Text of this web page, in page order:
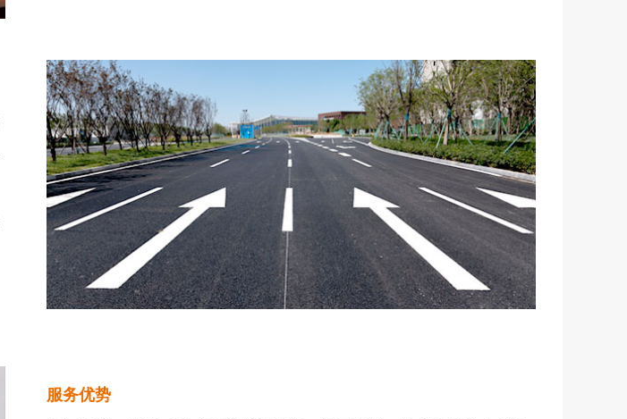
服务优势